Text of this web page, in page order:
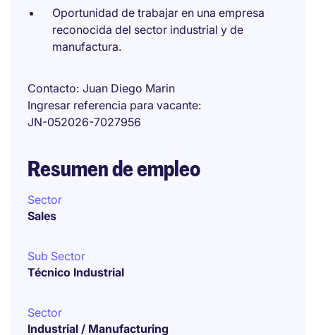
Oportunidad de trabajar en una empresa
reconocida del sector industrial y de
manufactura.
Contacto Juan Diego Marin
Ingresar referencia para vacante
JN-052026-7027956
Resumen de empleo
Sector
Sales
Sub Sector
Técnico Industrial
Sector
Industrial / Manufacturing